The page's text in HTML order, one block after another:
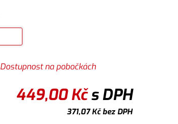
Dostupnost na pobočkách
449,00Kčs DPH
371,07Kčbez DPH